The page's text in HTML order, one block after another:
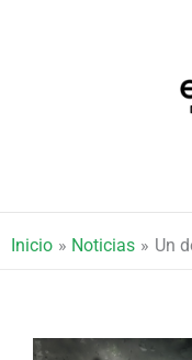
Inicio Noticias Un